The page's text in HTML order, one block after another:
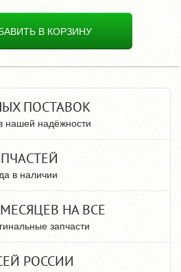
В КОРЗИНУ
ПОСТАВОК
нашей надёжности
в наличии
НА ВСЕ
запчасти
РОССИИ